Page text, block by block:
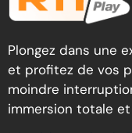
Plongez dans une
et profitez de vos
moindre
immersion totale